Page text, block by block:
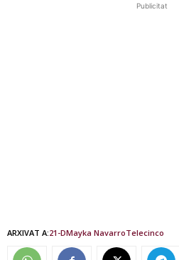
Publicitat
ARXIVAT A:21-DMayka NavarroTelecinco